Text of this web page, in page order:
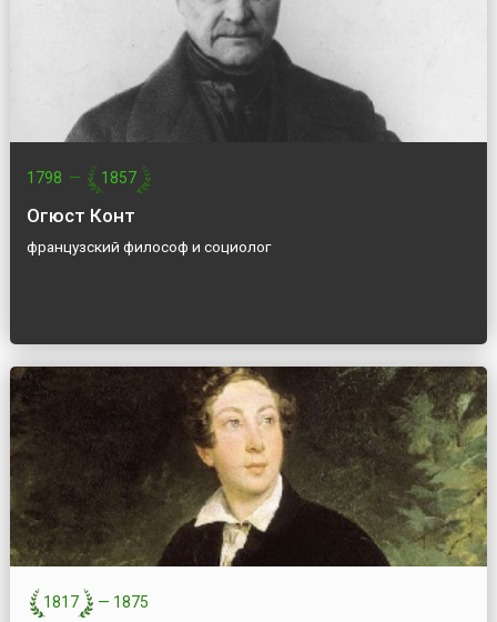
1798 — 1857
Огюст Конт
французский философ и социолог
1817 — 1875